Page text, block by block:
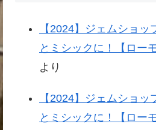
【2024】ジェムショッ
とミシックに！【ローモ
より
【2024】ジェムショッ
とミシックに！【ローモ